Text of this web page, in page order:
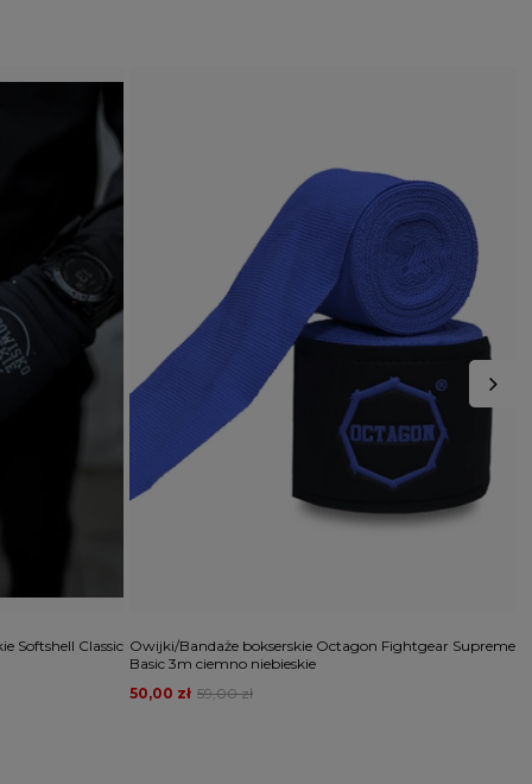
Softshell Classic Owijki/Bandaże bokserskie Octagon Fightgear Supreme
Basic 3m ciemno niebieskie
59,00 zł
50,00 zł